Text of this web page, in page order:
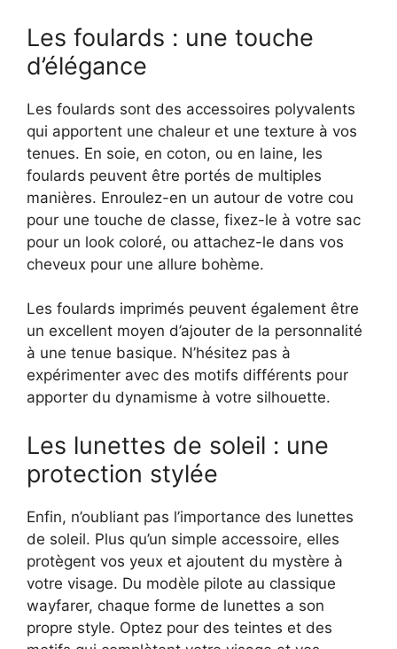
Les foulards : une touche
d’élégance
Les foulards sont des accessoires polyvalents
qui apportent une chaleur et une texture à vos
tenues. En soie, en coton, ou en laine, les
foulards peuvent être portés de multiples
manières. Enroulez-en un autour de votre cou
pour une touche de classe, fixez-le à votre sac
pour un look coloré, ou attachez-le dans vos
cheveux pour une allure bohème.
Les foulards imprimés peuvent également être
un excellent moyen d’ajouter de la personnalité
à une tenue basique. N’hésitez pas à
expérimenter avec des motifs différents pour
apporter du dynamisme à votre silhouette.
Les lunettes de soleil : une
protection stylée
Enfin, n’oubliant pas l’importance des lunettes
de soleil. Plus qu’un simple accessoire, elles
protègent vos yeux et ajoutent du mystère à
votre visage. Du modèle pilote au classique
wayfarer, chaque forme de lunettes a son
propre style. Optez pour des teintes et des